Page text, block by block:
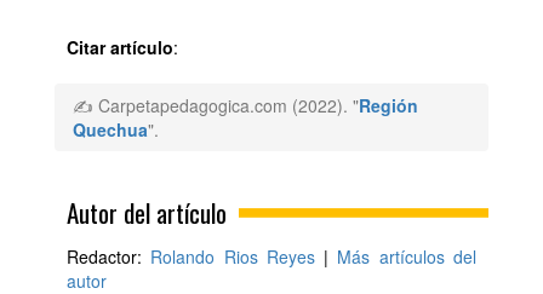
Citar artículo:
✍ Carpetapedagogica.com (2022). "Región
Quechua".
Autor del artículo
Redactor: Rolando Rios Reyes| Más artículos del
autor